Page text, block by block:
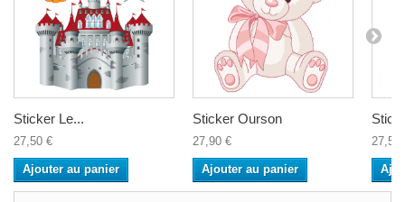
Sticker Le...
27,50 €
Ajouter au panier
Sticker Ourson
27,90 €
Ajouter au panier
27,50